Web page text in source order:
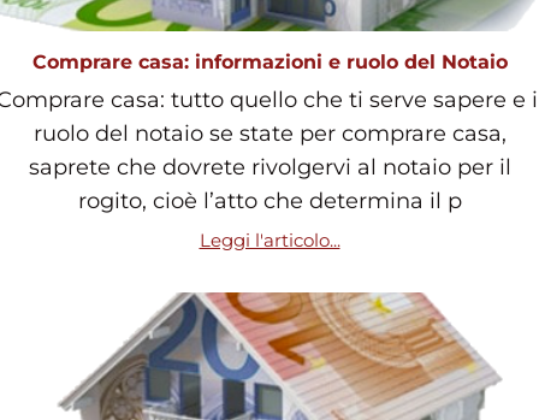
Comprare casa: informazioni e ruolo del Notaio
casa: tutto quello che ti serve sapere e
ruolo del notaio se state per comprare casa,
saprete che dovrete rivolgervi al notaio per il
rogito, cioè l’atto che determina il p
Leggi l'articolo...